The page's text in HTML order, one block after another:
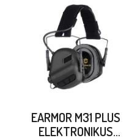
EARMOR M31 PLUS
ELEKTRONIKUS